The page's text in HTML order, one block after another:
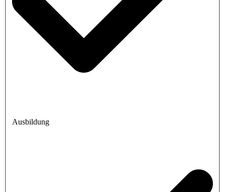
Ausbildung